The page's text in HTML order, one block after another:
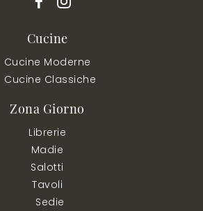
Cucine
Cucine Moderne
Cucine Classiche
Zona Giorno
Librerie
Madie
Salotti
Tavoli
Sedie